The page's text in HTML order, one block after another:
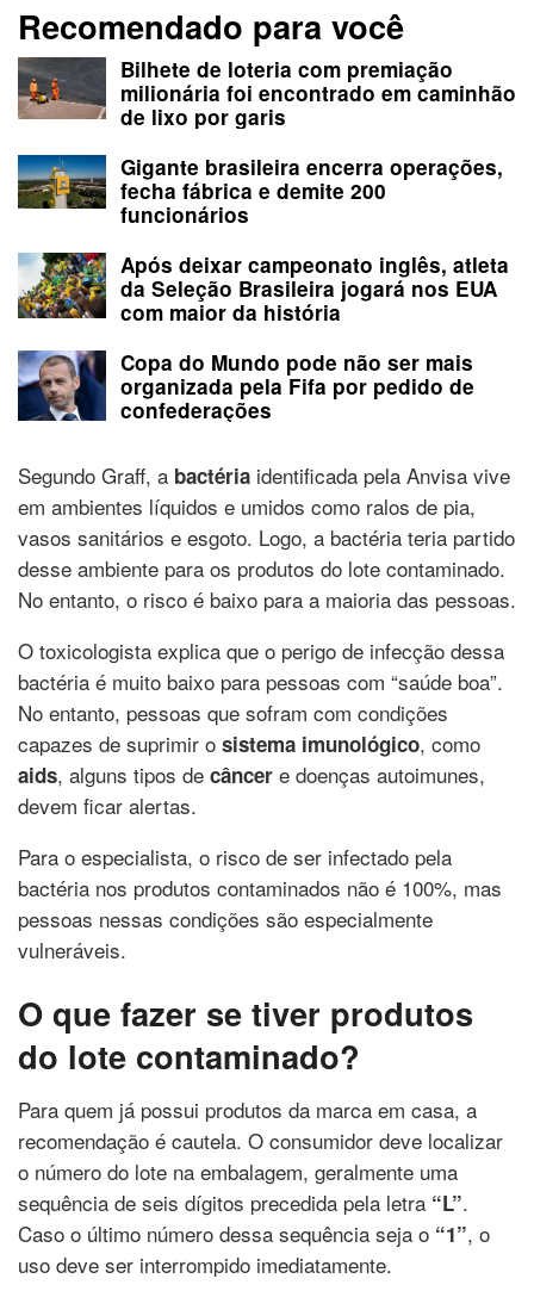
Recomendado para você
Bilhete de loteria com premiação
milionária foi encontrado em caminhão
de lixo por garis
Gigante brasileira encerra operações,
fecha fábrica e demite 200
funcionários
Após deixar campeonato inglês, atleta
da Seleção Brasileira jogará nos EUA
com maior da história
Copa do Mundo pode não ser mais
organizada pela Fifa por pedido de
confederações
Segundo Graff, a bactéria identificada pela Anvisa vive
em ambientes líquidos e umidos como ralos de pia,
vasos sanitários e esgoto. Logo, a bactéria teria partido
desse ambiente para os produtos do lote contaminado.
No entanto, o risco é baixo para a maioria das pessoas.
O toxicologista explica que o perigo de infecção dessa
bactéria é muito baixo para pessoas com “saúde boa”.
No entanto, pessoas que sofram com condições
capazes de suprimir o sistema imunológico, como
aids, alguns tipos de câncer e doenças autoimunes,
devem ficar alertas.
Para o especialista, o risco de ser infectado pela
bactéria nos produtos contaminados não é 100%, mas
pessoas nessas condições são especialmente
vulneráveis.
O que fazer se tiver produtos
do lote contaminado?
Para quem já possui produtos da marca em casa, a
recomendação é cautela. O consumidor deve localizar
o número do lote na embalagem, geralmente uma
sequência de seis dígitos precedida pela letra “L”.
Caso o último número dessa sequência seja o “1”, o
uso deve ser interrompido imediatamente.